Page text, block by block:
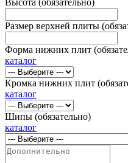
Высота (обязательно)
Размер верхней плиты
Форма нижних плит
каталог
Кромка нижних плит
каталог
Шипы (обязательно)
каталог